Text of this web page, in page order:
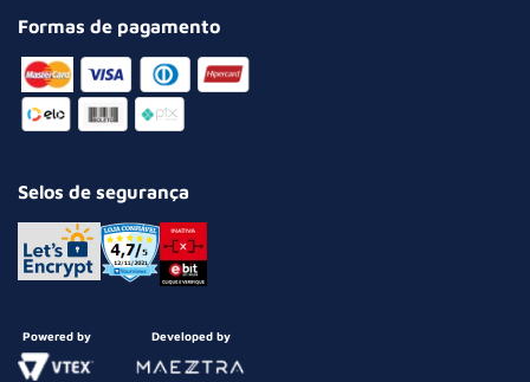
Formas de pagamento
Selos de segurança
Powered by Developed by